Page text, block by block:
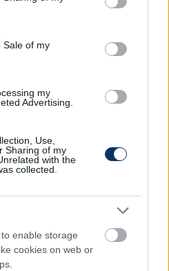
and its third-party tags to
purposes in below Google
Sale of my
my
Advertising.
Use,
Sharing of my
with the
collected.
enable storage
cookies on web or
le az újonc a Milant a
- eredmények, videó
Dybala gólja döntött, a Roma
kötelezőt Velencében - videó
A Roma kiütötte Balogh
a magyar védő